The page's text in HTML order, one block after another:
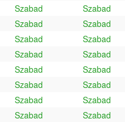
Szabad Szabad
Szabad Szabad
Szabad Szabad
Szabad Szabad
Szabad Szabad
Szabad Szabad
Szabad Szabad
Szabad Szabad